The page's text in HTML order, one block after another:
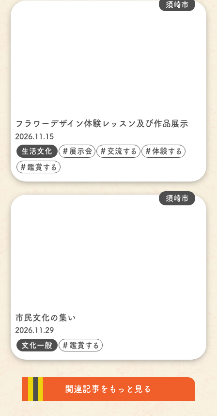
フラワーデザイン体験レッスン及び作品展示
2026.11.15
須崎市
生活文化 ＃展示会 ＃交流する ＃体験する
＃鑑賞する
市民文化の集い
2026.11.29
須崎市
文化一般 ＃鑑賞する
関連記事をもっと見る